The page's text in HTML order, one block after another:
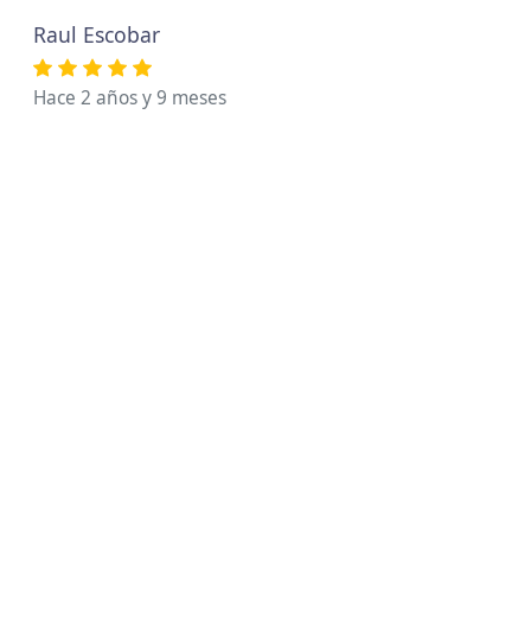
Raul Escobar
Hace 2 años y 9 meses